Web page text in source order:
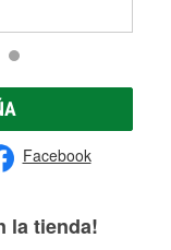
Facebook
la tienda!